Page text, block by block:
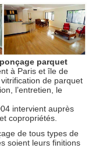
ponçage parquet
à Paris et île de
de parquet
l’entretien, le
intervient auprès
copropriétés.
de tous types de
soient leurs finitions